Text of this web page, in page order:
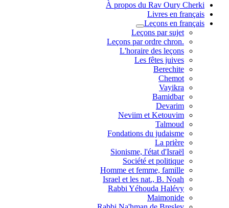
À propos du Rav Oury Cherki
Livres en français
Leçons en français
Leçons par sujet
.Leçons par ordre chron
L'horaire des leçons
Les fêtes juives
Berechite
Chemot
Vayikra
Bamidbar
Devarim
Neviim et Ketouvim
Talmoud
Fondations du judaisme
La prière
Sionisme, l'état d'Israël
Société et politique
Homme et femme, famille
Israel et les nat., B. Noah
Rabbi Yéhouda Halévy
Maimonide